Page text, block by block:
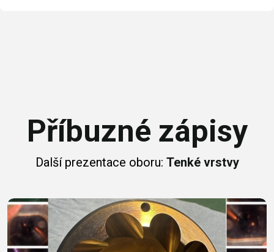
Příbuzné zápisy
Další prezentace oboru: Tenké vrstvy